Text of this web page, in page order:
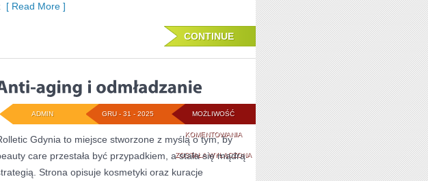
[ Read More ]
CONTINUE
MOŻLIWOŚĆ
KOMENTOWANIAANTI-
AGING
ZOSTAŁA WYŁĄCZONA
GRU - 31 - 2025
ADMIN
Gdynia to miejsce stworzone z myślą o tym, by
care przestała być przypadkiem, a stała się mądrą
Strona opisuje kosmetyki oraz kuracje